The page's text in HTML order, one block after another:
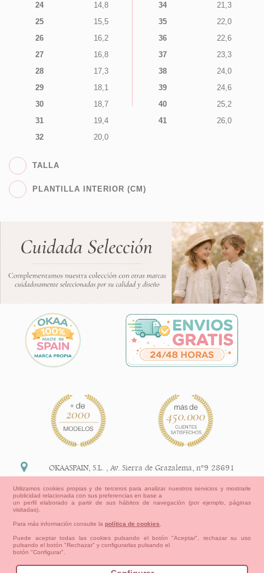
24
14,8
25
15,5
26
16,2
27
16,8
28
17,3
29
18,1
30
18,7
31
19,4
32
20,0
34
21,3
35
22,0
36
22,6
37
23,3
38
24,0
39
24,6
40
25,2
41
26,0
TALLA
PLANTILLA INTERIOR (CM)
Información Legal
política de devoluciones y reembolsos
OKAASPAIN, S.L. ,Av. Sierra de Grazalema, nº9 28691
+34 91 113 89 09
Utilizamos cookies propias y de terceros para analizar nuestros servicios y mostrarle
publicidad relacionada con sus preferencias en base a
un perfil elaborado a partir de sus hábitos de navegación (por ejemplo, páginas
visitadas).
Para más información consulte lapolítica de cookies
Puede aceptar todas las cookies pulsando el botón "Aceptar", rechazar su uso
pulsando el botón "Rechazar" y configurarlas pulsando el
botón "Configurar".